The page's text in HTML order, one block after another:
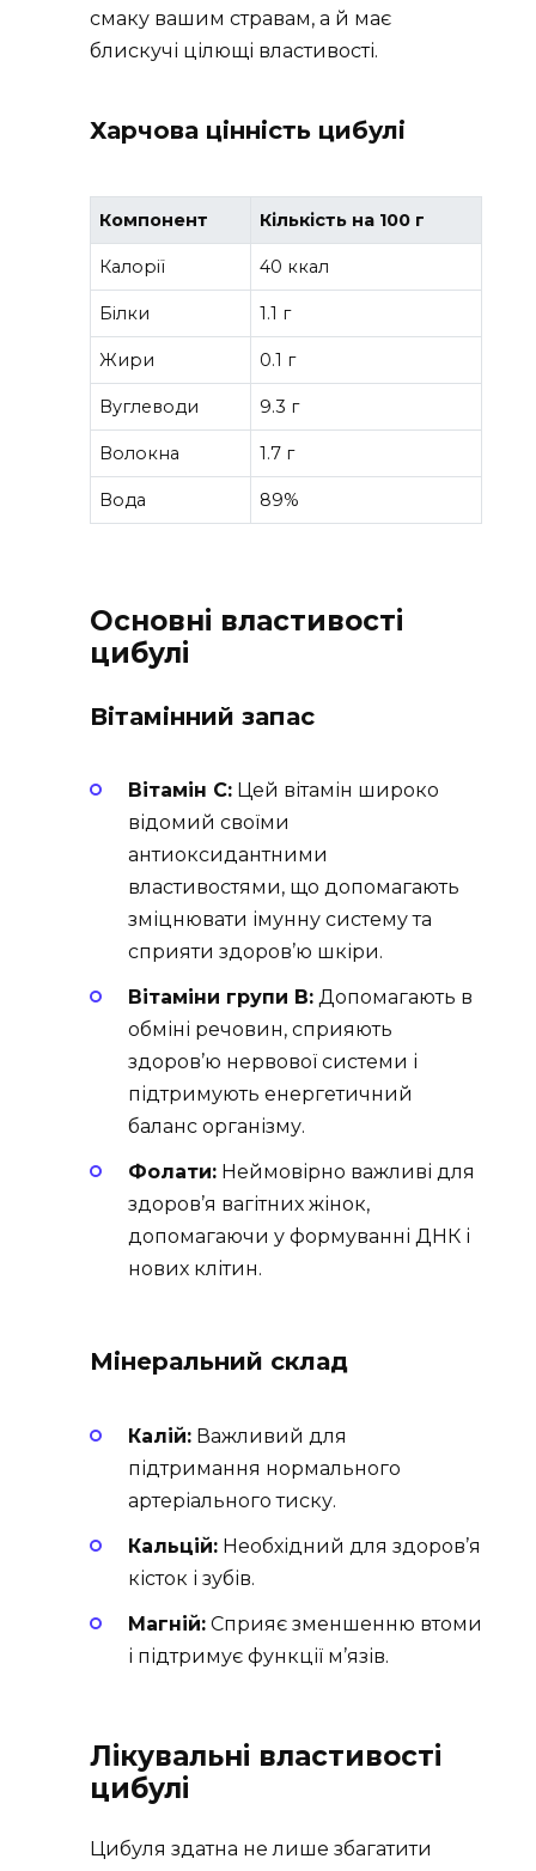
смаку вашим стравам, а й має
блискучі цілющі властивості.
Харчова цінність цибулі
Компонент Кількість на 100 г
Калорії 40 ккал
Білки 1.1 г
Жири 0.1 г
Вуглеводи 9.3 г
Волокна 1.7 г
Вода 89%
Основні властивості
цибулі
Вітамінний запас
Вітамін C: Цей вітамін широко
відомий своїми
антиоксидантними
властивостями, що допомагають
зміцнювати імунну систему та
сприяти здоров’ю шкіри.
Вітаміни групи B: Допомагають в
обміні речовин, сприяють
здоров’ю нервової системи і
підтримують енергетичний
баланс організму.
Фолати: Неймовірно важливі для
здоров’я вагітних жінок,
допомагаючи у формуванні ДНК і
нових клітин.
Мінеральний склад
Калій: Важливий для
підтримання нормального
артеріального тиску.
Кальцій: Необхідний для здоров’я
кісток і зубів.
Магній: Сприяє зменшенню втоми
і підтримує функції м’язів.
Лікувальні властивості
цибулі
Цибуля здатна не лише збагатити